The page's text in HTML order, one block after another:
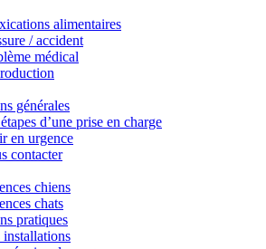
alimentaires
/ accident
médical
générales
d’une prise en charge
en urgence
contacter
chiens
chats
pratiques
installations